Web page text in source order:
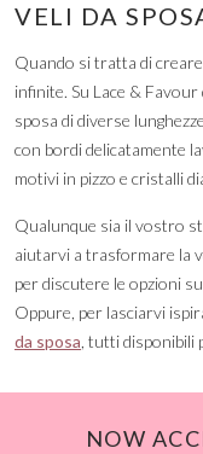
VELI DA
Quando si tratta di
infinite. Su Lace & Favour
sposa di diverse
con bordi delicatamente
motivi in pizzo e cristalli
Qualunque sia il vostro
aiutarvi a trasformare la
per discutere le opzioni
Oppure, per lasciarvi
da sposa , tutti disponibili
NOW